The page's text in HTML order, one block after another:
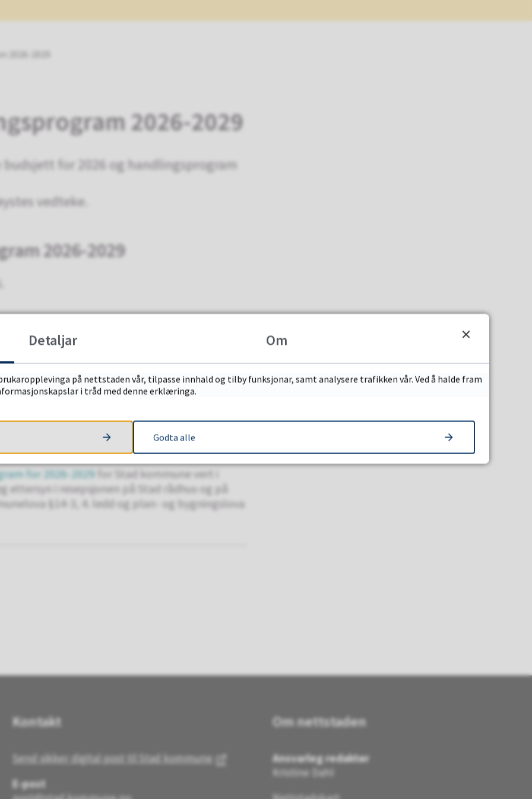
2026-2029
2026-2029
for 2026 og handlingsprogram
vedteke.
2026-2029
Stad kommune vert i perioden 28.11.2025-
2029
for 2026-2029 for Stad kommune vert i
i resepsjonen på Stad rådhus og på
§14-3, 4. ledd og plan- og bygningslova
Kontakt
Send sikker digital post til Stad kommune
E-post
Om nettstaden
Ansvarleg redaktør
Kristine Dahl
Detaljar Om
på nettstaden vår, tilpasse innhald og tilby funksjonar, samt analysere trafikken vår. Ved å halde fram
i tråd med denne erklæringa.
Godta alle